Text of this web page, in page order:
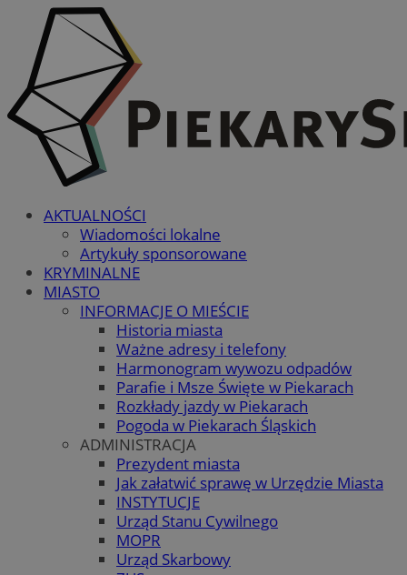
AKTUALNOŚCI
Wiadomości lokalne
Artykuły sponsorowane
KRYMINALNE
MIASTO
INFORMACJE O MIEŚCIE
Historia miasta
Ważne adresy i telefony
Harmonogram wywozu odpadów
Parafie i Msze Święte w Piekarach
Rozkłady jazdy w Piekarach
Pogoda w Piekarach Śląskich
ADMINISTRACJA
Prezydent miasta
Jak załatwić sprawę w Urzędzie Miasta
INSTYTUCJE
Urząd Stanu Cywilnego
MOPR
Urząd Skarbowy